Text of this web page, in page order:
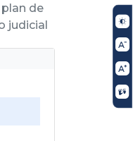
de
judicial